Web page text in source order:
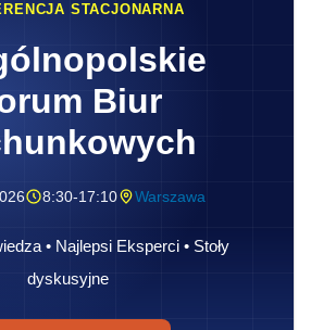
STACJONARNA
Biur
8:30-17:10 Warszawa
• Najlepsi Eksperci • Stoły
dyskusyjne